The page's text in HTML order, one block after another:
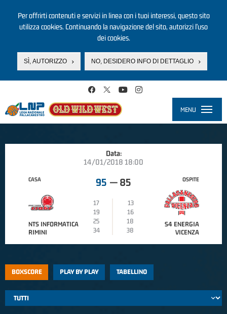
Per offrirti contenuti e servizi in linea con i tuoi interessi, questo sito
utilizza cookies. Continuando la navigazione del sito, autorizzi l’uso
dei cookies.
SÌ, AUTORIZZO NO, DESIDERO INFO DI DETTAGLIO
MENU
Data:
14/01/2018 18:00
CASA
NTS INFORMATICA
RIMINI
95 — 85
17
13
19
16
25
18
34
38
OSPITE
S4 ENERGIA
VICENZA
BOXSCORE PLAY BY PLAY TABELLINO